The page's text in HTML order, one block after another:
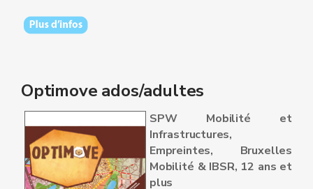
Optimove ados/adultes
SPW Mobilité et
Infrastructures,
Empreintes, Bruxelles
Mobilité & IBSR, 12 ans et
plus